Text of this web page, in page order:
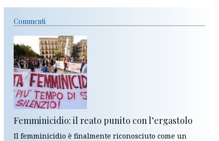
Commenti
Femminicidio: il reato punito con l’ergastolo
Il femminicidio è finalmente riconosciuto come un